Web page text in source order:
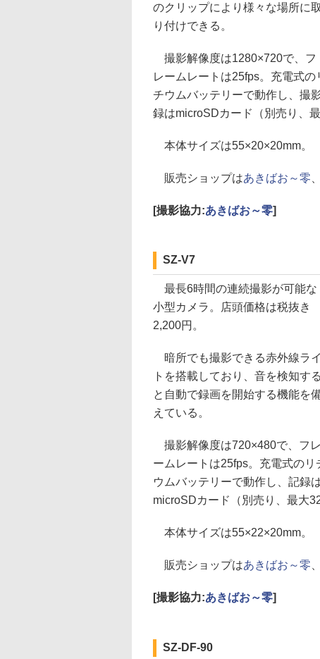
のクリップにより様々な場所に取
り付けできる。
撮影解像度は1280×720で、フ
レームレートは25fps。充電式の
チウムバッテリーで動作し、撮
録はmicroSDカード（別売り、
本体サイズは55×20×20mm。
販売ショップはあきばお～零
[撮影協力:あきばお～零]
SZ-V7
最長6時間の連続撮影が可能な
小型カメラ。店頭価格は税抜き
2,200円。
暗所でも撮影できる赤外線ライ
トを搭載しており、音を検知する
と自動で録画を開始する機能を
えている。
撮影解像度は720×480で、フレ
ームレートは25fps。充電式のリ
ウムバッテリーで動作し、記録
microSDカード（別売り、最大
本体サイズは55×22×20mm。
販売ショップはあきばお～零
[撮影協力:あきばお～零]
SZ-DF-90